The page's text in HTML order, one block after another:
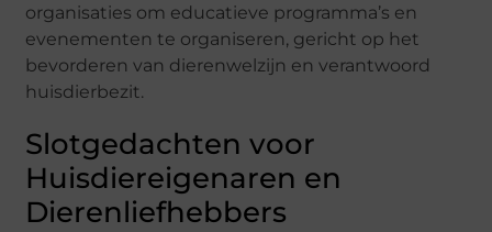
organisaties om educatieve programma’s en
evenementen te organiseren, gericht op het
bevorderen van dierenwelzijn en verantwoord
huisdierbezit.
Slotgedachten voor
Huisdiereigenaren en
Dierenliefhebbers